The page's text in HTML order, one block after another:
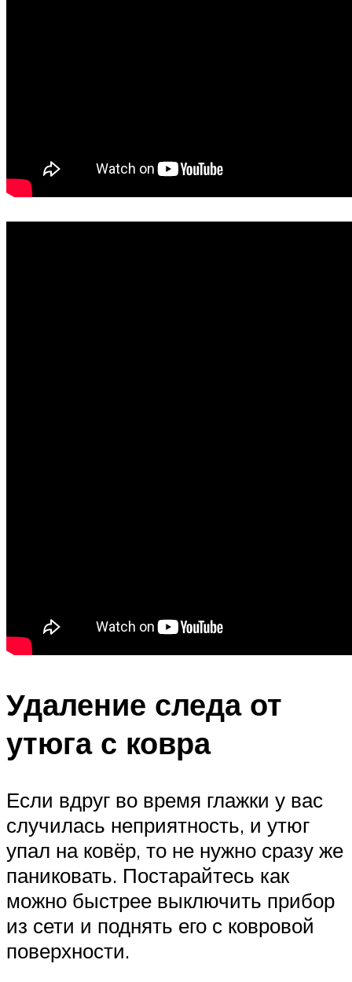
Удаление следа от
утюга с ковра
Если вдруг во время глажки у вас
случилась неприятность, и утюг
упал на ковёр, то не нужно сразу же
паниковать. Постарайтесь как
можно быстрее выключить прибор
из сети и поднять его с ковровой
поверхности.